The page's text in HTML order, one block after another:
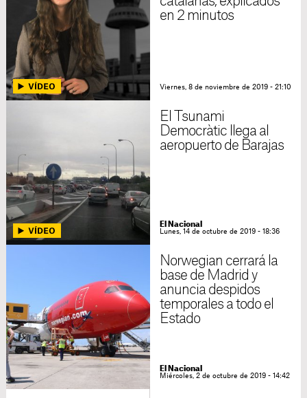
en 2 minutos
Viernes, 8 de noviembre de 2019 - 21:10
El Tsunami
Democràtic llega al
aeropuerto de Barajas
El Nacional
Lunes, 14 de octubre de 2019 - 18:36
Norwegian cerrará la
base de Madrid y
anuncia despidos
temporales a todo el
Estado
El Nacional
Miércoles, 2 de octubre de 2019 - 14:42